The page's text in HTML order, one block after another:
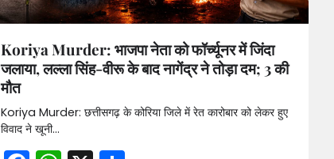
Koriya Murder: भाजपा नेता को फॉर्च्यूनर में जिंदा
जलाया, लल्ला सिंह-वीरू के बाद नागेंद्र ने तोड़ा दम; 3 की
मौत
Koriya Murder: छत्तीसगढ़ के कोरिया जिले में रेत कारोबार को लेकर हुए
विवाद ने खूनी…